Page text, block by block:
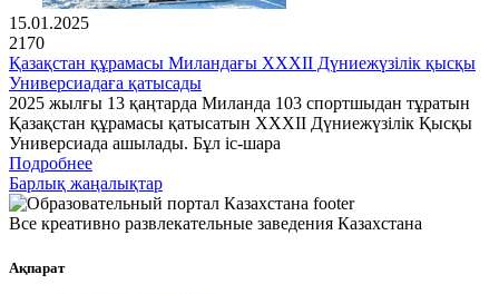
15.01.2025
2170
Қазақстан құрамасы Миландағы XXXII Дүниежүзілік қысқы
Универсиадаға қатысады
2025 жылғы 13 қаңтарда Миланда 103 спортшыдан тұратын
Қазақстан құрамасы қатысатын XXXII Дүниежүзілік Қысқы
Универсиада ашылады. Бұл іс-шара
Подробнее
Барлық жаңалықтар
Все креативно развлекательные заведения Казахстана
Ақпарат